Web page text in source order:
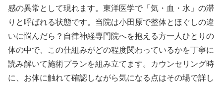
感の異常として現れます。東洋医学で「気・血・水」の滞
りと呼ばれる状態です。当院は小田原で整体とほぐしの違
いに悩んだら？自律神経専門院へを抱える方一人ひとりの
体の中で、この仕組みがどの程度関わっているかを丁寧に
読み解いて施術プランを組み立てます。カウンセリング時
に、お体に触れて確認しながら気になる点はその場で詳し